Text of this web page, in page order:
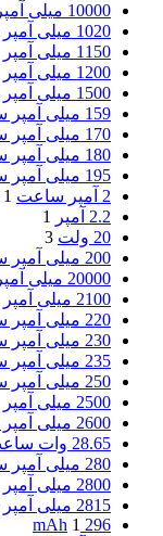
10000 میلی آمپر
1020 میلی آمپر
1150 میلی آمپر
1200 میلی آمپر
1500 میلی آمپر
159 میلی آمپر ساعت
170 میلی آمپر ساعت
180 میلی آمپر ساعت
195 میلی آمپر ساعت
2 آمپر ساعت
1
2.2 آمپر
1
20 ولت
3
200 میلی آمپر ساعت
20000 میلی آمپر
2100 میلی آمپر
220 میلی آمپر ساعت
230 میلی آمپر ساعت
235 میلی آمپر ساعت
250 میلی آمپر ساعت
2500 میلی آمپر
2600 میلی آمپر ساعت
28.65 وات ساعت
280 میلی آمپر ساعت
2800 میلی آمپر
2815 میلی آمپر
296 mAh
1